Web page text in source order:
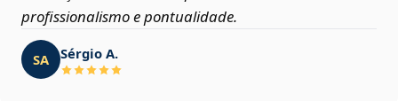
profissionalismo e pontualidade.
SA Sérgio A.